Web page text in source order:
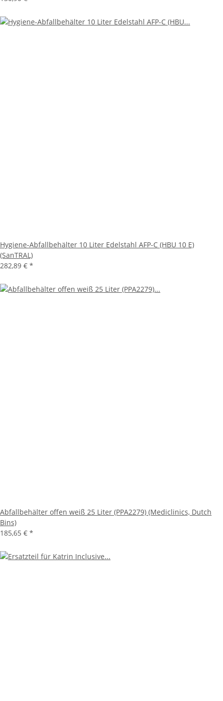
Hygiene-Abfallbehälter 10 Liter Edelstahl AFP-C (HBU 10 E)
(SanTRAL)
282,89 € *
Abfallbehälter offen weiß 25 Liter (PPA2279) (Mediclinics, Dutch
Bins)
185,65 € *